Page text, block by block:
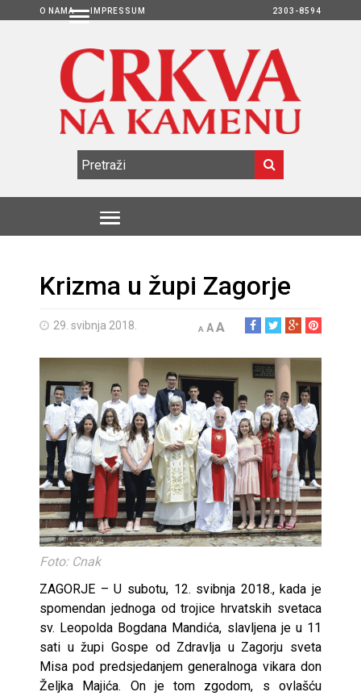
O NAMA IMPRESSUM 2303-8594
Krizma u župi Zagorje
29. svibnja 2018. A AA
Foto: Cnak
ZAGORJE – U subotu, 12. svibnja 2018., kada je
spomendan jednoga od trojice hrvatskih svetaca
sv. Leopolda Bogdana Mandića, slavljena je u 11
sati u župi Gospe od Zdravlja u Zagorju sveta
Misa pod predsjedanjem generalnoga vikara don
Željka Majića. On je tom zgodom, s ovlašću